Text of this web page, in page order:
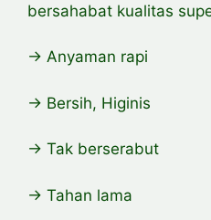
bersahabat kualitas
-> Anyaman rapi
-> Bersih, Higinis
-> Tak berserabut
-> Tahan lama